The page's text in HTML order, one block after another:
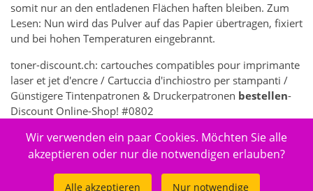
somit nur an den entladenen Flächen haften bleiben. Zum
Lesen: Nun wird das Pulver auf das Papier übertragen, fixiert
und bei hohen Temperaturen eingebrannt.
toner-discount.ch: cartouches compatibles pour imprimante
laser et jet d'encre / Cartuccia d'inchiostro per stampanti /
Günstigere Tintenpatronen & Druckerpatronen bestellen-
Discount Online-Shop! #0802
7362 - Elektronik > Drucken, Kopieren, Scannen & Faxen >
Zubehör Drucker, Kopierer & Faxgeräte > Drucker-
Wir verwenden ein paar Cookies. Möchten Sie alle
akzeptieren oder nur die notwendigen erlauben?
Alle akzeptieren Nur notwendige